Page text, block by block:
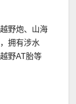
野炮、山海
拥有涉水
野AT胎等